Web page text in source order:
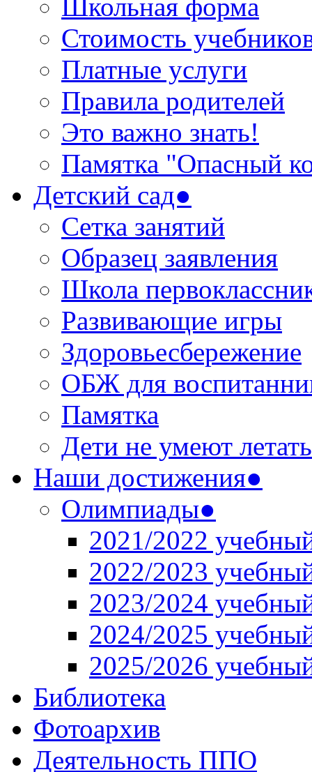
Школьная форма
Стоимость
Платные услуги
Правила родителей
Это важно знать!
Памятка "Опасный
Детский сад●
Сетка занятий
Образец заявления
Школа
Развивающие игры
Здоровьесбережение
ОБЖ для
Памятка
Дети не умеют летать
Наши достижения●
Олимпиады●
2021/2022
2022/2023
2023/2024
2024/2025
2025/2026
Библиотека
Фотоархив
Деятельность ППО